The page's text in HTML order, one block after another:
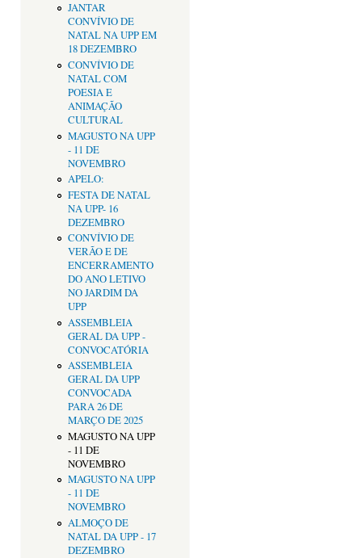
JANTAR
CONVÍVIO DE
NATAL NA UPP EM
18 DEZEMBRO
CONVÍVIO DE
NATAL COM
POESIA E
ANIMAÇÃO
CULTURAL
MAGUSTO NA UPP
- 11 DE
NOVEMBRO
APELO:
FESTA DE NATAL
NA UPP- 16
DEZEMBRO
CONVÍVIO DE
VERÃO E DE
ENCERRAMENTO
DO ANO LETIVO
NO JARDIM DA
UPP
ASSEMBLEIA
GERAL DA UPP -
CONVOCATÓRIA
ASSEMBLEIA
GERAL DA UPP
CONVOCADA
PARA 26 DE
MARÇO DE 2025
MAGUSTO NA UPP
- 11 DE
NOVEMBRO
MAGUSTO NA UPP
- 11 DE
NOVEMBRO
ALMOÇO DE
NATAL DA UPP - 17
DEZEMBRO